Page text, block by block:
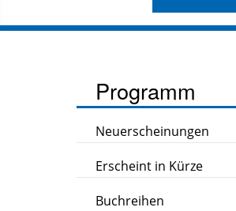
Programm
Neuerscheinungen
Erscheint in Kürze
Buchreihen